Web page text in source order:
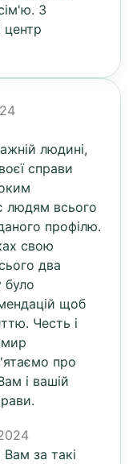
З
людині,
справи
людям всього
профілю.
свою
два
було
щоб
Честь і
про
і вашій
за такі